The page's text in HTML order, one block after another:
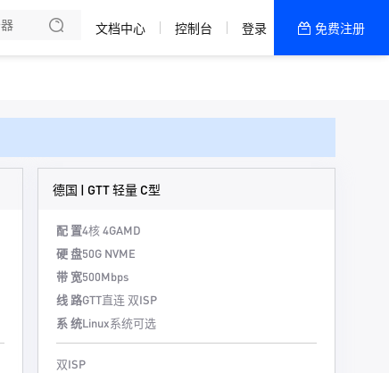
文档中心 控制台 登录 免费注册
德国 | GTT 轻量 C型
配 置4核 4GAMD
硬 盘50G NVME
带 宽500Mbps
线 路GTT直连 双ISP
系 统Linux系统可选
双ISP